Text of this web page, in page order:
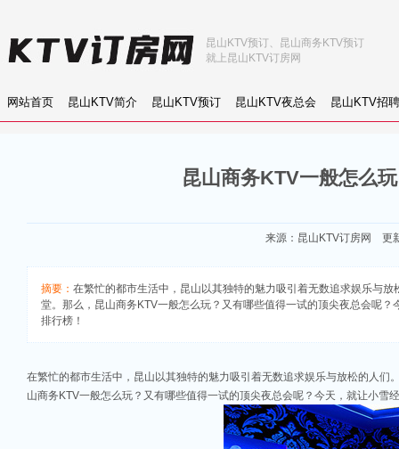
网站首页 昆山KTV简介 昆山KTV预订 昆山KTV夜总会 昆山KTV招聘
昆山KTV预订、昆山商务KTV预订
就上昆山KTV订房网
昆山商务KTV一般怎么
来源： 昆山KTV订房网 更
摘要： 在繁忙的都市生活中，昆山以其独特的魅力吸引着无数追求娱乐与
堂。那么，昆山商务KTV一般怎么玩？又有哪些值得一试的顶尖夜总会呢
排行榜！
在繁忙的都市生活中，昆山以其独特的魅力吸引着无数追求娱乐与放松的人
山商务KTV一般怎么玩？又有哪些值得一试的顶尖夜总会呢？今天，就让小雪